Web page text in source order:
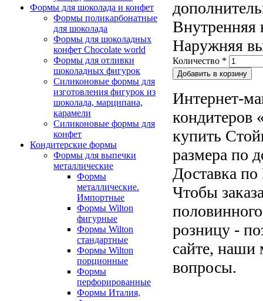
Формы для шоколада и конфет
Формы поликарбонатные
для шоколада
Формы для шоколадных
конфет Сhocolate world
Формы для отливки
шоколадных фигурок
Силиконовые формы для
изготовления фигурок из
шоколада, марципана,
карамели
Силиконовые формы для
конфет
Кондитерские формы
Формы для выпечки
металлические
Формы
металлические.
Импортные
Формы Wilton
фигурные
Формы Wilton
стандартные
Формы Wilton
порционные
Формы
перфорированные
Формы Италия,
Внутренняя
Наружняя
Количество *
Интернет-
кондитеров
купить
размера по
Доставка
Чтобы
розницу -
сайте, наши
вопросы.